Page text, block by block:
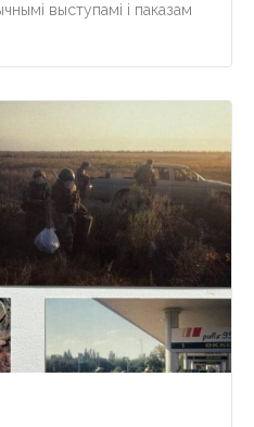
выступамі і паказам